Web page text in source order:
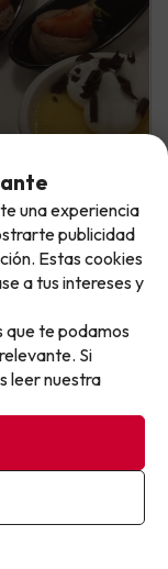
2.7
enfriaba y el
luces de la
8.6
día lanzamos
y pagar
con la
una experiencia
publicidad
Estas cookies
a tus intereses y
que te podamos
Si
leer nuestra